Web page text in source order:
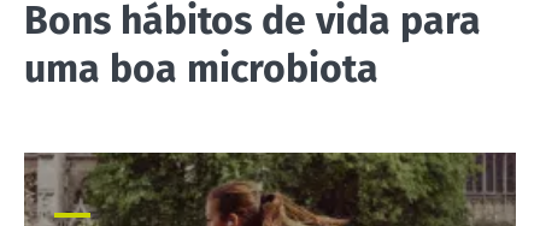
Bons hábitos de vida para
uma boa microbiota